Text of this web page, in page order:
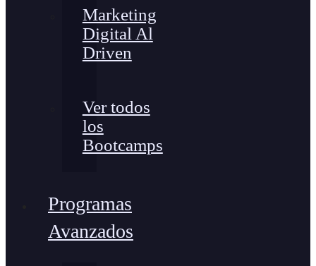
Marketing
Digital Al
Driven
Ver todos
los
Bootcamps
Programas
Avanzados